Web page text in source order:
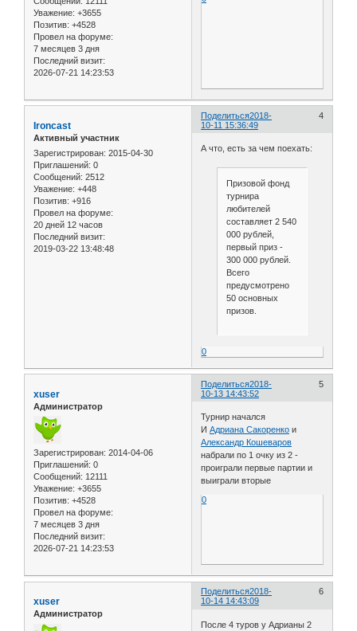
Уважение: +3655
Позитив: +4528
Провел на форуме:
7 месяцев 3 дня
Последний визит:
2026-07-21 14:23:53
Поделиться 4
2018-
10-11 15:36:49
Ironcast
Активный участник
Зарегистрирован: 2015-04-30
Приглашений: 0
Сообщений: 2512
Уважение: +448
Позитив: +916
Провел на форуме:
20 дней 12 часов
Последний визит:
2019-03-22 13:48:48
А что, есть за чем поехать:
Призовой фонд
турнира
любителей
составляет 2 540
000 рублей,
первый приз -
300 000 рублей.
Всего
предусмотрено
50 основных
призов.
0
Поделиться 5
2018-
10-13 14:43:52
xuser
Администратор
Зарегистрирован: 2014-04-06
Приглашений: 0
Сообщений: 12111
Уважение: +3655
Позитив: +4528
Провел на форуме:
7 месяцев 3 дня
Последний визит:
2026-07-21 14:23:53
Турнир начался
ИАдриана Сакоренко и
Александр Кошеваров
набрали по 1 очку из 2 -
проиграли первые партии и
выиграли вторые
0
Поделиться 6
2018-
10-14 14:43:09
xuser
Администратор
После 4 туров у Адрианы 2